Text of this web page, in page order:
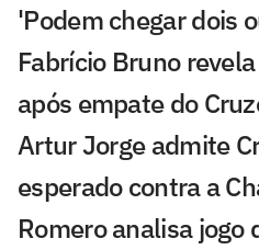
'Podem chegar dois
Fabrício Bruno
após empate do
Artur Jorge admite
esperado contra a
Romero analisa jogo